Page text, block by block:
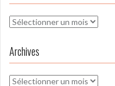
Archives
Archives
Archives